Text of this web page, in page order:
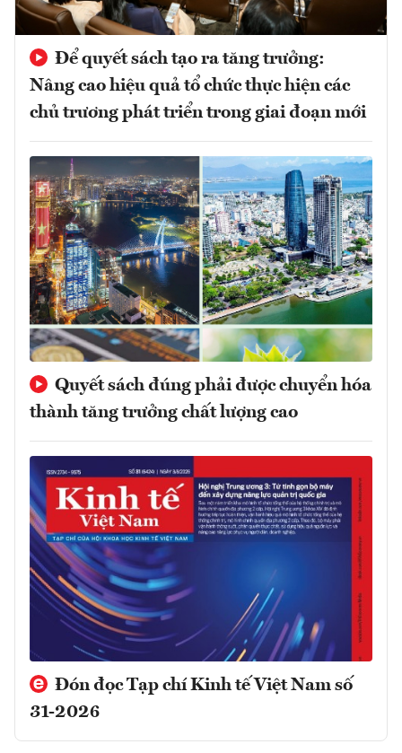
Để quyết sách tạo ra tăng trưởng:
Nâng cao hiệu quả tổ chức thực hiện các
chủ trương phát triển trong giai đoạn mới
Quyết sách đúng phải được chuyển hóa
thành tăng trưởng chất lượng cao
Đón đọc Tạp chí Kinh tế Việt Nam số
31-2026